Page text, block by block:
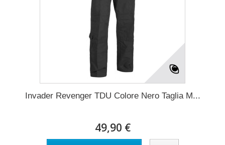
Invader Revenger TDU Colore Nero Taglia M...
49,90 €